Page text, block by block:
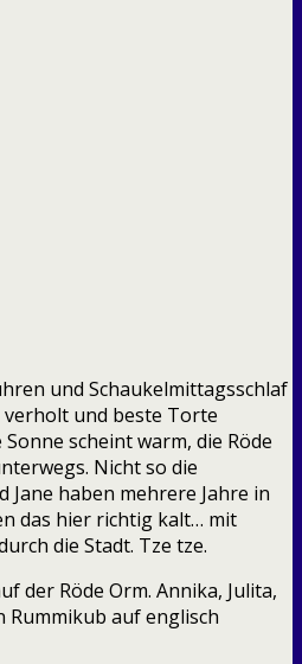
und Schaukelmittagsschlaf
und beste Torte
scheint warm, die Röde
Nicht so die
Jane haben mehrere Jahre in
das hier richtig kalt… mit
die Stadt. Tze tze.
der Röde Orm. Annika, Julita,
Rummikub auf englisch